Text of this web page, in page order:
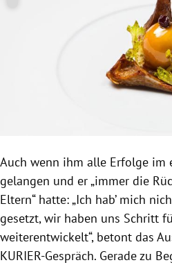
Auch wenn ihm alle Erfolge im
gelangen und er „immer die
Eltern“ hatte: „Ich hab’ mich
gesetzt, wir haben uns Schritt
weiterentwickelt“, betont das
KURIER-Gespräch. Gerade zu